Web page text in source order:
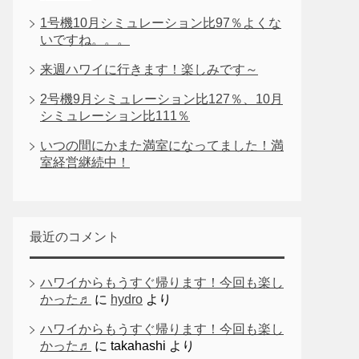
1号機10月シミュレーション比97％よくな
いですね。。。
来週ハワイに行きます！楽しみです～
2号機9月シミュレーション比127％、10月
シミュレーション比111％
いつの間にかまた満室になってました！満
室経営継続中！
最近のコメント
ハワイからもうすぐ帰ります！今回も楽し
かった♬
に hydro より
ハワイからもうすぐ帰ります！今回も楽し
かった♬
に takahashi より